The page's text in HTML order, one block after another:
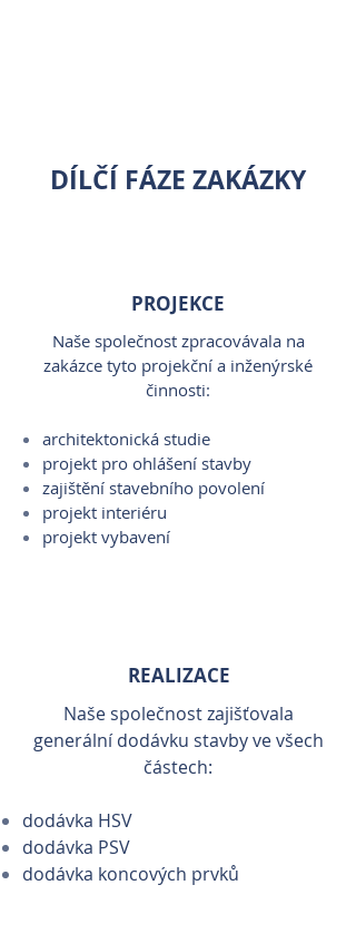
DÍLČÍ FÁZE ZAKÁZKY
PROJEKCE
Naše společnost zpracovávala na
zakázce tyto projekční a inženýrské
činnosti:
architektonická studie
projekt pro ohlášení stavby
zajištění stavebního povolení
projekt interiéru
projekt vybavení
REALIZACE
Naše společnost zajišťovala
generální dodávku stavby ve všech
částech:
dodávka HSV
dodávka PSV
dodávka koncových prvků